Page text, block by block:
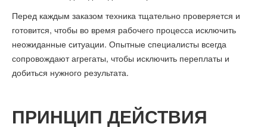
Перед каждым заказом техника тщательно проверяется и
готовится, чтобы во время рабочего процесса исключить
неожиданные ситуации. Опытные специалисты всегда
сопровождают агрегаты, чтобы исключить переплаты и
добиться нужного результата.
ПРИНЦИП ДЕЙСТВИЯ